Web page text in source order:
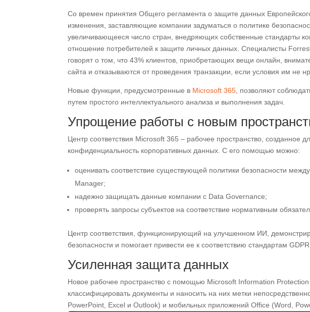
Со времен принятия Общего регламента о защите данных
изменения, заставляющие компании задуматься о политике
увеличивающееся число стран, внедряющих собственные стандарты
отношение потребителей к защите личных данных. Специалисты
говорят о том, что 43% клиентов, приобретающих вещи онлайн,
сайта и отказываются от проведения транзакции, если условия им не
Новые функции, предусмотренные в Microsoft 365, позволяют
путем простого интеллектуального анализа и выполнения задач.
Упрощение работы с новым
Центр соответствия Microsoft 365 – рабочее пространство, созданное
конфиденциальность корпоративных данных. С его помощью можно:
оценивать соответствие существующей политики безопасности
Manager;
надежно защищать данные компании с Data Governance;
проверять запросы субъектов на соответствие нормативным
Центр соответствия, функционирующий на улучшенном ИИ,
безопасности и помогает привести ее к соответствию стандартам
Усиленная защита данных
Новое рабочее пространство с помощью Microsoft Information Protection
классифицировать документы и наносить на них метки
PowerPoint, Excel и Outlook) и мобильных приложений Office (Word,